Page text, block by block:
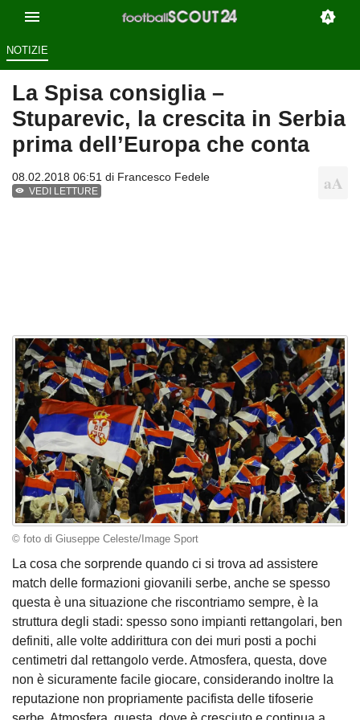
NOTIZIE
La Spisa consiglia –
Stuparevic, la crescita in Serbia
prima dell’Europa che conta
08.02.2018 06:51 di Francesco Fedele
VEDI LETTURE
© foto di Giuseppe Celeste/Image Sport
La cosa che sorprende quando ci si trova ad assistere
match delle formazioni giovanili serbe, anche se spesso
questa è una situazione che riscontriamo sempre, è la
struttura degli stadi: spesso sono impianti rettangolari, ben
definiti, alle volte addirittura con dei muri posti a pochi
centimetri dal rettangolo verde. Atmosfera, questa, dove
non è sicuramente facile giocare, considerando inoltre la
reputazione non propriamente pacifista delle tifoserie